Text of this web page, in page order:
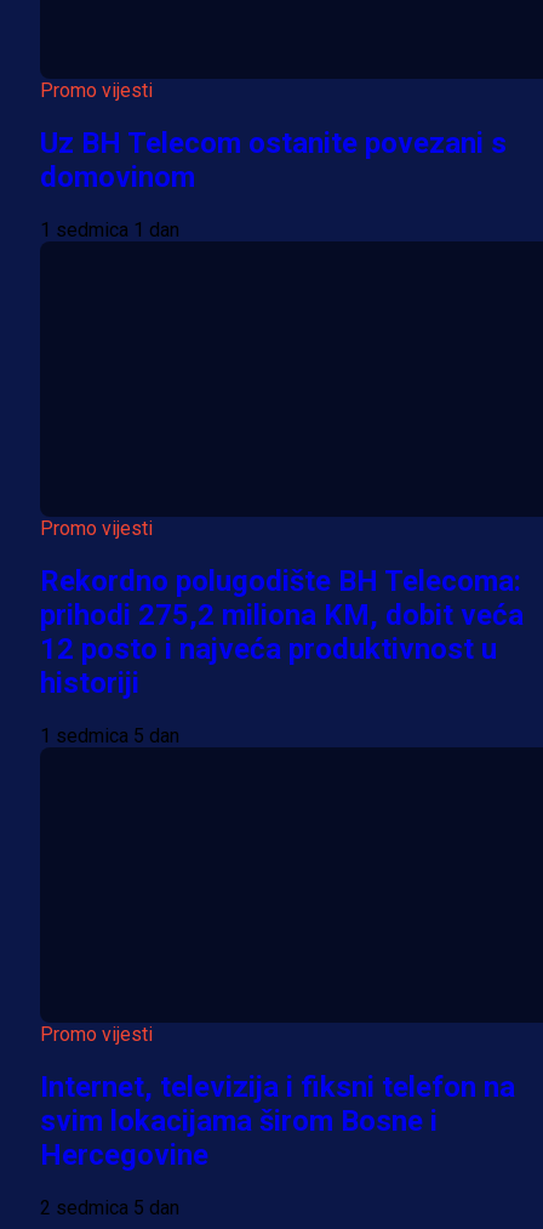
Promo vijesti
Uz BH Telecom ostanite povezani s
domovinom
1 sedmica 1 dan
Promo vijesti
Rekordno polugodište BH Telecoma:
prihodi 275,2 miliona KM, dobit veća
12 posto i najveća produktivnost u
historiji
1 sedmica 5 dan
Promo vijesti
Internet, televizija i fiksni telefon na
svim lokacijama širom Bosne i
Hercegovine
2 sedmica 5 dan